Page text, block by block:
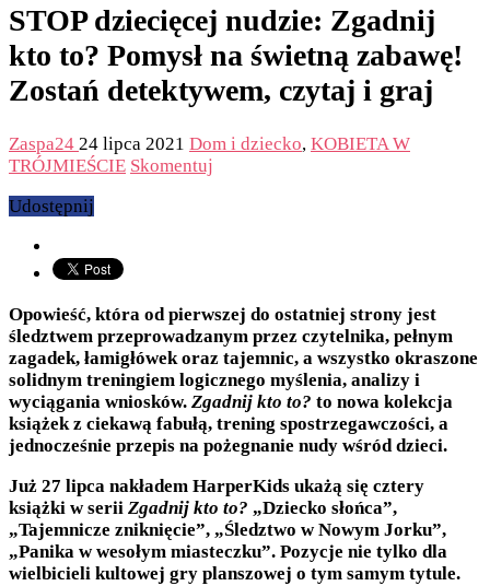
STOP dziecięcej nudzie: Zgadnij
kto to? Pomysł na świetną zabawę!
Zostań detektywem, czytaj i graj
Zaspa24 24 lipca 2021 Dom i dziecko, KOBIETA W
TRÓJMIEŚCIE Skomentuj
Udostępnij
Opowieść, która od pierwszej do ostatniej strony jest
śledztwem przeprowadzanym przez czytelnika, pełnym
zagadek, łamigłówek oraz tajemnic, a wszystko okraszone
solidnym treningiem logicznego myślenia, analizy i
wyciągania wniosków. Zgadnij kto to? to nowa kolekcja
książek z ciekawą fabułą, trening spostrzegawczości, a
jednocześnie przepis na pożegnanie nudy wśród dzieci.
Już 27 lipca nakładem HarperKids ukażą się cztery
książki w serii Zgadnij kto to? „Dziecko słońca”,
„Tajemnicze zniknięcie”, „Śledztwo w Nowym Jorku”,
„Panika w wesołym miasteczku”. Pozycje nie tylko dla
wielbicieli kultowej gry planszowej o tym samym tytule.